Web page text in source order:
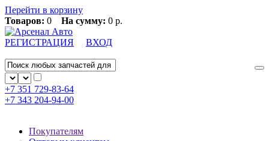
Перейти в корзину
Товаров: 0 На сумму: 0 р.
РЕГИСТРАЦИЯ ВХОД
+7 351 729-83-64
+7 343 204-94-00
Покупателям